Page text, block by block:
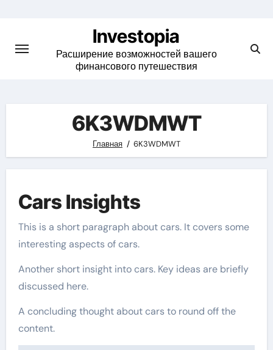
content
Investopia
Расширение возможностей вашего
финансового путешествия
6K3WDMWT
Главная 6K3WDMWT
Cars Insights
This is a short paragraph about cars. It covers some
interesting aspects of cars.
Another short insight into cars. Key ideas are briefly
discussed here.
A concluding thought about cars to round off the
content.